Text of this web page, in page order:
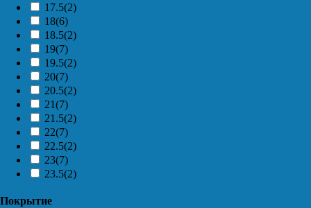
17.5(2)
18(6)
18.5(2)
19(7)
19.5(2)
20(7)
20.5(2)
21(7)
21.5(2)
22(7)
22.5(2)
23(7)
23.5(2)
Покрытие